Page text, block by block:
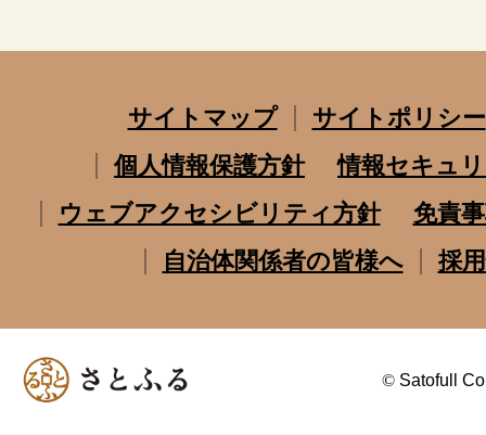
サイトマップ
サイトポリシー
個人情報保護方針
情報セキュ
ウェブアクセシビリティ方針
免責
自治体関係者の皆様へ
採
© Satofull